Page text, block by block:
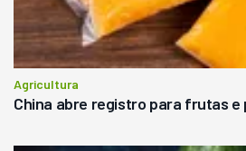
Agricultura
China abre registro para frutas e